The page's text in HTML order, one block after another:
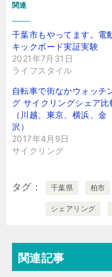
関連
千葉市もやってます。電
キックボード実証実験
2021年7月31日
ライフスタイル
自転車で街なかウォッチ
グ サイクリングシェア比
（川越、東京、横浜、金
沢）
2017年4月9日
サイクリング
タグ 千葉県 柏市
シェアリング
関連記事